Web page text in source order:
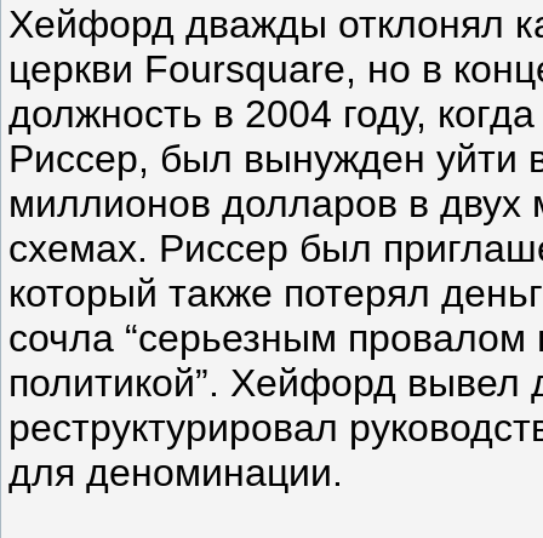
Хейфорд дважды отклонял
церкви Foursquare, но в
должность в 2004 году,
Риссер, был вынужден уйти
миллионов долларов в двух
схемах. Риссер был
который также потерял
сочла “серьезным провалом
политикой”. Хейфорд
реструктурировал
для деноминации.